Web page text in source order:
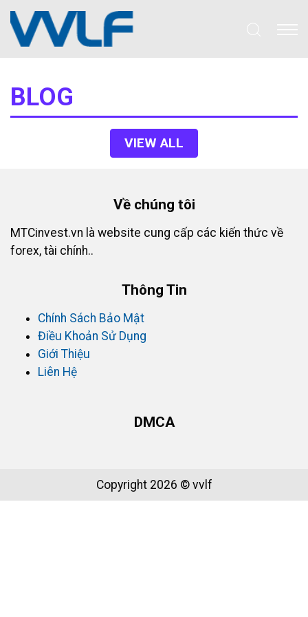
BLOG
VIEW ALL
Về chúng tôi
MTCinvest.vn là website cung cấp các kiến thức về
forex, tài chính..
Thông Tin
Chính Sách Bảo Mật
Điều Khoản Sử Dụng
Giới Thiệu
Liên Hệ
DMCA
Copyright 2026 © vvlf